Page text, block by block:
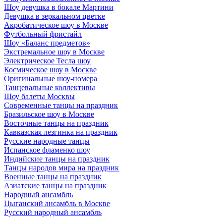
Шоу девушка в бокале Мартини
Девушка в зеркальном цветке
Акробатическое шоу в Москве
Футбольный фристайл
Шоу «Баланс предметов»
Экстремальное шоу в Москве
Электрическое Тесла шоу
Космическое шоу в Москве
Оригинальные шоу-номера
Танцевальные коллективы
Шоу балеты Москвы
Современные танцы на праздник
Бразильское шоу в Москве
Восточные танцы на праздник
Кавказская лезгинка на праздник
Русские народные танцы
Испанское фламенко шоу
Индийские танцы на праздник
Танцы народов мира на праздник
Военные танцы на праздник
Азиатские танцы на праздник
Народный ансамбль
Цыганский ансамбль в Москве
Русский народный ансамбль